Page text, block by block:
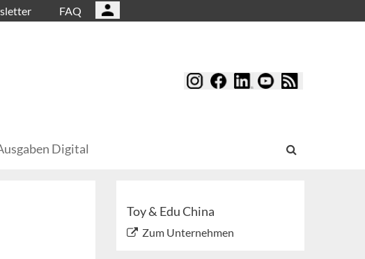
FAQ
Digital
Toy & Edu China
Zum Unternehmen